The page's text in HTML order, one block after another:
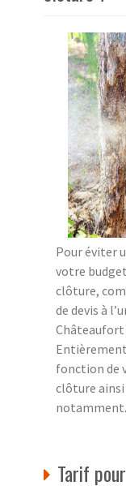
Pour éviter
votre
clôture,
de devis à
Châteaufort
fonction de
clôture ainsi
notamment.
Tarif